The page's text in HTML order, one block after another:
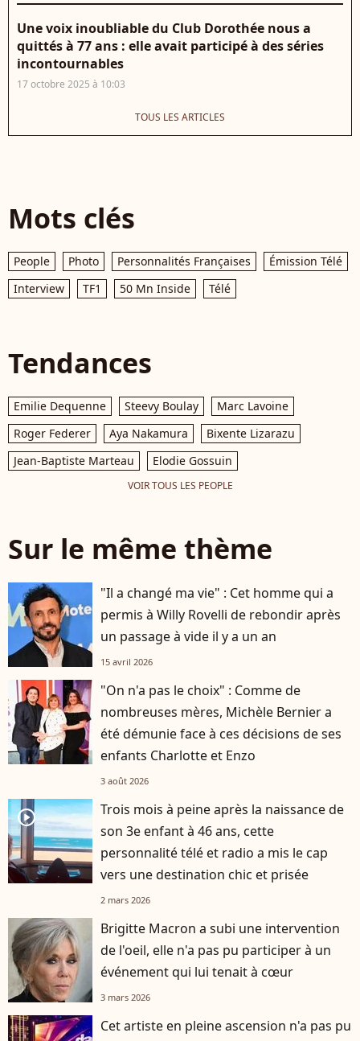
Une voix inoubliable du Club Dorothée nous a
quittés à 77 ans : elle avait participé à des séries
incontournables
17 octobre 2025 à 10:03
TOUS LES ARTICLES
Mots clés
People Photo Personnalités Françaises
Émission Télé
Interview
TF1 50 Mn Inside Télé
Tendances
Emilie Dequenne Steevy Boulay
Marc Lavoine
Roger Federer
Aya Nakamura
Bixente Lizarazu
Jean-Baptiste Marteau
Elodie Gossuin
VOIR TOUS LES PEOPLE
Sur le même thème
"Il a changé ma vie" : Cet homme qui a
permis à Willy Rovelli de rebondir après
un passage à vide il y a un an
15 avril 2026
"On n'a pas le choix" : Comme de
nombreuses mères, Michèle Bernier a
été démunie face à ces décisions de ses
enfants Charlotte et Enzo
3 août 2026
player2
Trois mois à peine après la naissance de
son 3e enfant à 46 ans, cette
personnalité télé et radio a mis le cap
vers une destination chic et prisée
2 mars 2026
Brigitte Macron a subi une intervention
de l'oeil, elle n'a pas pu participer à un
événement qui lui tenait à cœur
3 mars 2026
Cet artiste en pleine ascension n'a pas pu